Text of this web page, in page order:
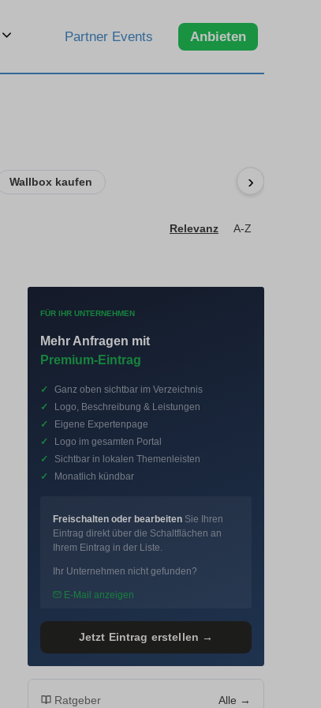
Partner Events Anbieten
Wallbox kaufen ›
Relevanz A-Z
FÜR IHR UNTERNEHMEN
Mehr Anfragen mit
Premium-Eintrag
✓
Ganz oben sichtbar im Verzeichnis
✓
Logo, Beschreibung & Leistungen
✓
Eigene Expertenpage
✓
Logo im gesamten Portal
✓
Sichtbar in lokalen Themenleisten
✓
Monatlich kündbar
Freischalten oder bearbeiten Sie Ihren
Eintrag direkt über die Schaltflächen an
Ihrem Eintrag in der Liste.
Ihr Unternehmen nicht gefunden?
E-Mail anzeigen
Jetzt Eintrag erstellen →
Ratgeber Alle →